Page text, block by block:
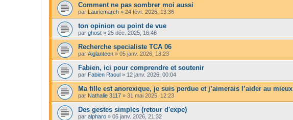
Comment ne pas sombrer moi aussi
par Lauriemarch » 24 févr. 2026, 13:36
ton opinion ou point de vue
par ghost » 25 déc. 2025, 16:46
Recherche specialiste TCA 06
par Aiglanteen » 05 janv. 2026, 18:23
Fabien, ici pour comprendre et soutenir
par Fabien Raoul » 12 janv. 2026, 00:04
Ma fille est anorexique, je suis perdue et j’aimerais l’aider au mieux
par Nathalie 3117 » 31 mai 2025, 12:23
Des gestes simples (retour d'expe)
par alpharo » 05 janv. 2026, 21:32